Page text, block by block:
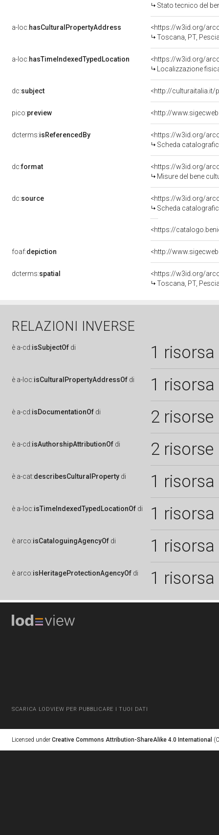
Stato tecnico del
a-loc:hasCulturalPropertyAddress
<https://w3id.org/
Toscana, PT,
a-loc:hasTimeIndexedTypedLocation
<https://w3id.org/
Localizzazione
dc:subject <http://culturaitalia.it/
pico:preview <http://
dcterms:isReferencedBy
<https://w3id.org/
Scheda
dc:format
<https://w3id.org/
Misure del bene
dc:source
<https://w3id.org/
Scheda
<https://
foaf:depiction <http://
dcterms:spatial
<https://w3id.org/
Toscana, PT,
RELAZIONI INVERSE
è a-cd:isSubjectOf di 1 risorsa
è a-loc:isCulturalPropertyAddressOf di 1 risorsa
è a-cd:isDocumentationOf di 2 risorse
è a-cd:isAuthorshipAttributionOf di 2 risorse
è a-cat:describesCulturalProperty di 1 risorsa
è a-loc:isTimeIndexedTypedLocationOf di 1 risorsa
è arco:isCataloguingAgencyOf di 1 risorsa
è arco:isHeritageProtectionAgencyOf di 1 risorsa
SCARICA LODVIEW PER PUBBLICARE I TUOI DATI
Licensed under Creative Commons Attribution-ShareAlike 4.0 International